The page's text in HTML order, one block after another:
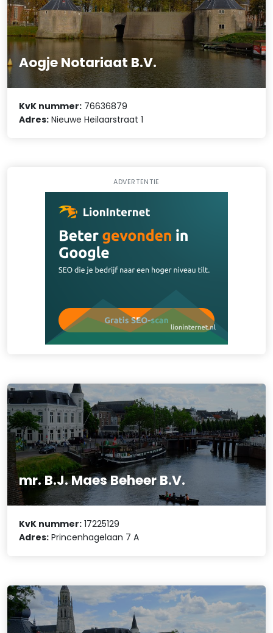
Aogje Notariaat B.V.
KvK nummer: 76636879
Adres: Nieuwe Heilaarstraat 1
ADVERTENTIE
mr. B.J. Maes Beheer B.V.
KvK nummer: 17225129
Adres: Princenhagelaan 7 A